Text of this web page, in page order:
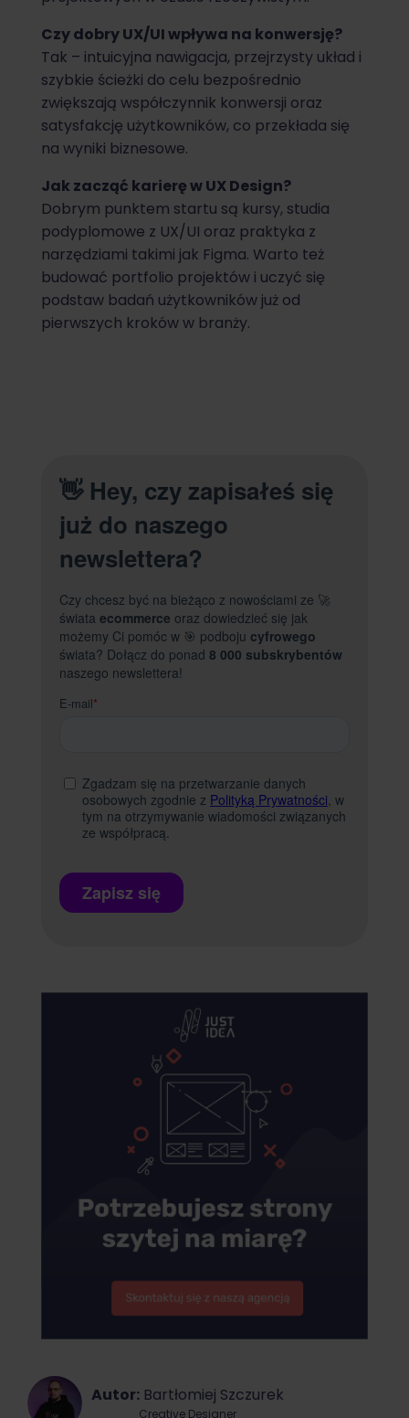
Czy dobry UX/UI wpływa na konwersję?
Tak – intuicyjna nawigacja, przejrzysty układ i
szybkie ścieżki do celu bezpośrednio
zwiększają współczynnik konwersji oraz
satysfakcję użytkowników, co przekłada się
na wyniki biznesowe.
Jak zacząć karierę w UX Design?
Dobrym punktem startu są kursy, studia
podyplomowe z UX/UI oraz praktyka z
narzędziami takimi jak Figma. Warto też
budować portfolio projektów i uczyć się
podstaw badań użytkowników już od
pierwszych kroków w branży.
Autor: Bartłomiej Szczurek
Creative Designer